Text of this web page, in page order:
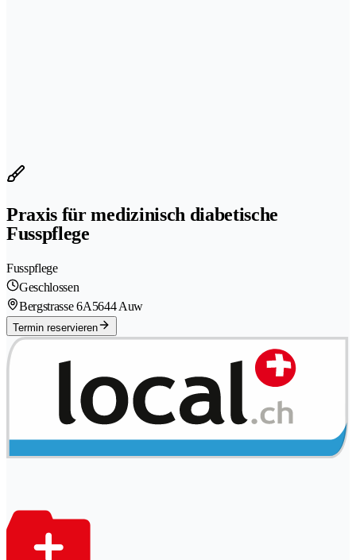
Praxis für medizinisch diabetische
Fusspflege
Fusspflege
Geschlossen
Bergstrasse 6A5644 Auw
Termin reservieren